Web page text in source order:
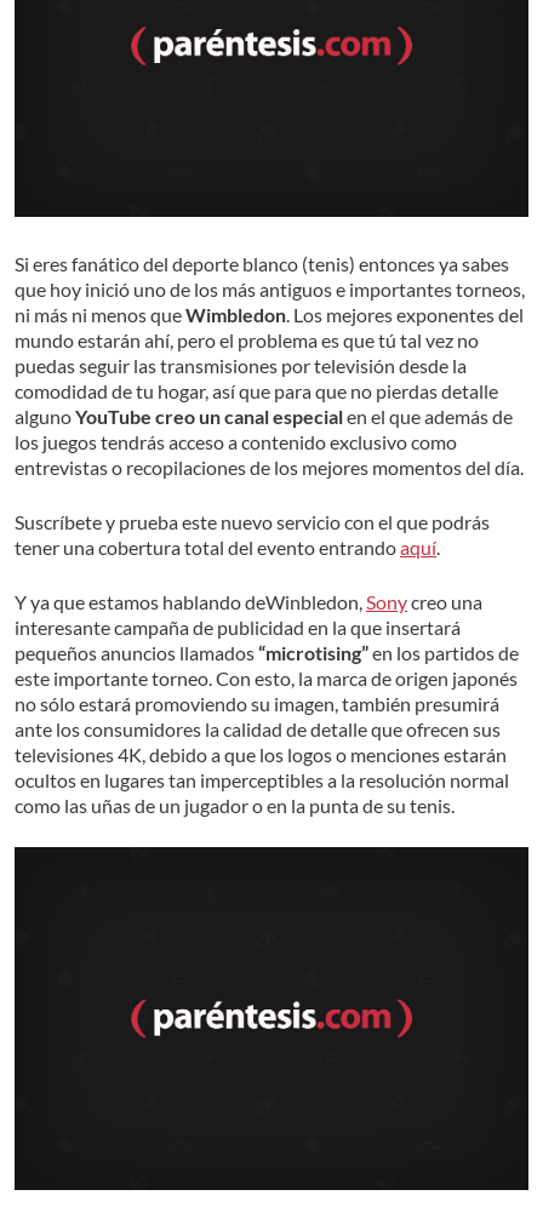
Si eres fanático del deporte blanco (tenis) entonces ya sabes
que hoy inició uno de los más antiguos e importantes torneos,
ni más ni menos queWimbledon. Los mejores exponentes del
mundo estarán ahí, pero el problema es que tú tal vez no
puedas seguir las transmisiones por televisión desde la
comodidad de tu hogar, así que para que no pierdas detalle
algunoYouTube creo un canal especialen el que además de
los juegos tendrás acceso a contenido exclusivo como
entrevistas o recopilaciones de los mejores momentos del día.
Suscríbete y prueba este nuevo servicio con el que podrás
tener una cobertura total del evento entrandoaquí.
Y ya que estamos hablando deWinbledon,Sonycreo una
interesante campaña de publicidad en la que insertará
pequeños anuncios llamados“microtising”en los partidos de
este importante torneo. Con esto, la marca de origen japonés
no sólo estará promoviendo su imagen, también presumirá
ante los consumidores la calidad de detalle que ofrecen sus
televisiones 4K, debido a que los logos o menciones estarán
ocultos en lugares tan imperceptibles a la resolución normal
como las uñas de un jugador o en la punta de su tenis.